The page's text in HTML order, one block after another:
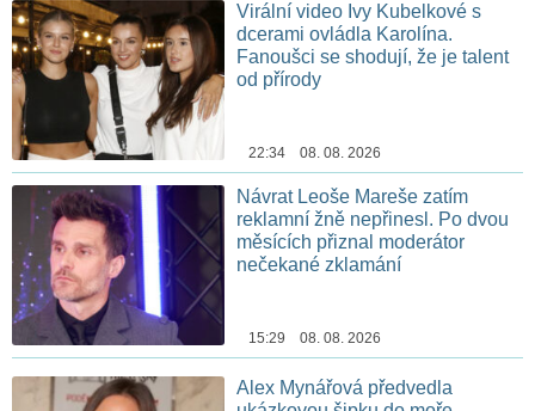
Virální video Ivy Kubelkové s
dcerami ovládla Karolína.
Fanoušci se shodují, že je talent
od přírody
22:34 08. 08. 2026
Návrat Leoše Mareše zatím
reklamní žně nepřinesl. Po dvou
měsících přiznal moderátor
nečekané zklamání
15:29 08. 08. 2026
Alex Mynářová předvedla